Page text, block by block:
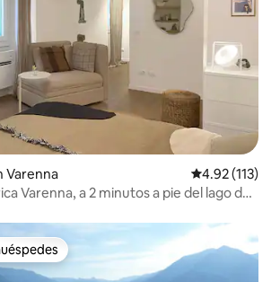
Varenna Calificación
4.92 (113)
Varenna, a 2 minutos a pie del lago de